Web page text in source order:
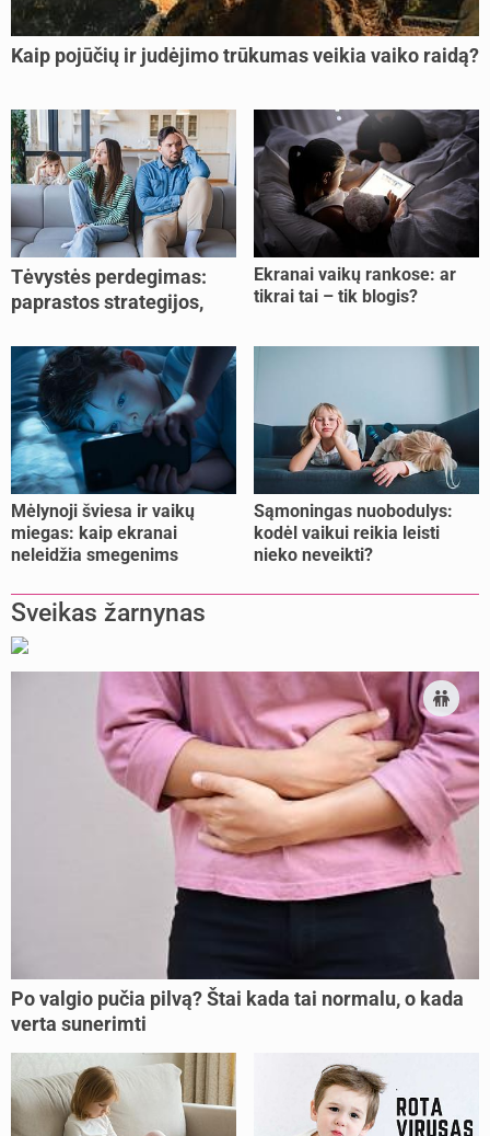
Kaip pojūčių ir judėjimo trūkumas veikia vaiko raidą?
Tėvystės perdegimas:
paprastos strategijos,
jėgas
Ekranai vaikų rankose: ar
tikrai tai – tik blogis?
Mėlynoji šviesa ir vaikų
miegas: kaip ekranai
neleidžia smegenims
Sąmoningas nuobodulys:
kodėl vaikui reikia leisti
nieko neveikti?
Sveikas žarnynas
Po valgio pučia pilvą? Štai kada tai normalu, o kada
verta sunerimti